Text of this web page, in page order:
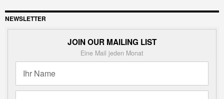
NEWSLETTER
JOIN OUR MAILING LIST
Eine Mail jeden Monat